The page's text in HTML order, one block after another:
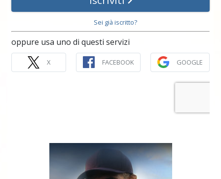
Sei già iscritto?
oppure usa uno di questi servizi
X FACEBOOK GOOGLE